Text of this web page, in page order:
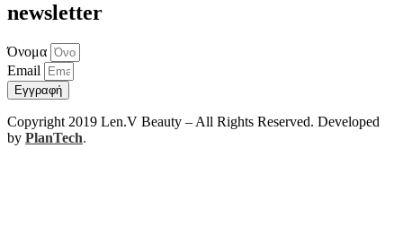
newsletter
Όνομα
Email
Εγγραφή
Copyright 2019 Len.V Beauty – All Rights Reserved. Developed
by PlanTech.